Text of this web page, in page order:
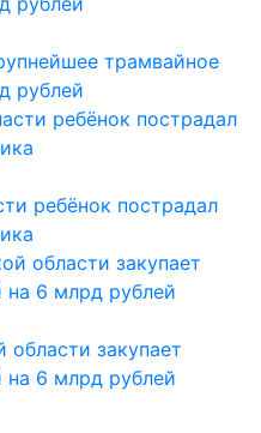
трамвайное
рублей
ребёнок пострадал
закупает
на 6 млрд рублей